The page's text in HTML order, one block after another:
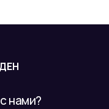
нами?